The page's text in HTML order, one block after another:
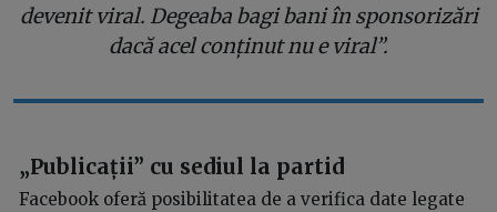
devenit viral. Degeaba bagi bani în sponsorizări
dacă acel conținut nu e viral”.
„Publicații” cu sediul la partid
Facebook oferă posibilitatea de a verifica date legate